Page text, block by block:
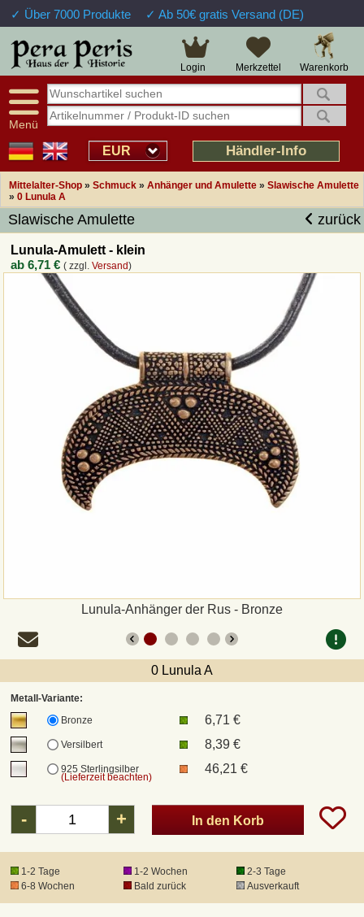
✓ Über 7000 Produkte ✓ Ab 50€ gratis Versand (DE)
Warenkorb
Merkzettel
Login
Menü
EUR Händler-Info
Mittelalter-Shop » Schmuck » Anhänger und Amulette » Slawische Amulette
» 0 Lunula A
Slawische Amulette zurück
Lunula-Amulett - klein
ab6,71 € ( zzgl.Versand)
Lunula-Anhänger der Rus - Bronze
0 Lunula A
Metall-Variante:
Bronze
6,71 €
Versilbert 8,39 €
925 Sterlingsilber
(Lieferzeit beachten)
46,21 €
- + In den Korb
1-2 Tage 1-2 Wochen
2-3 Tage
6-8 Wochen
Bald zurück Ausverkauft
Große Auswahl
Verfügbarkeitsanzeige
Sendungsverfolgung
Intelligente Navigation
Freundlicher Service
14 Tage Widerrufsrecht
Über 25 Jahre Erfahrung
Schnelle Rücküberweisung
Kulant bei Retouren
Prof. Auftragsabwicklung
Übersicht Mittelalter-Produkte
Impressum
Widerrufsfunktion
Wie bestellen?
Rückruf-Service
UPS
DHL Paket
DPD
DHL Kleinpaket
DHL Express
Produkthaftung